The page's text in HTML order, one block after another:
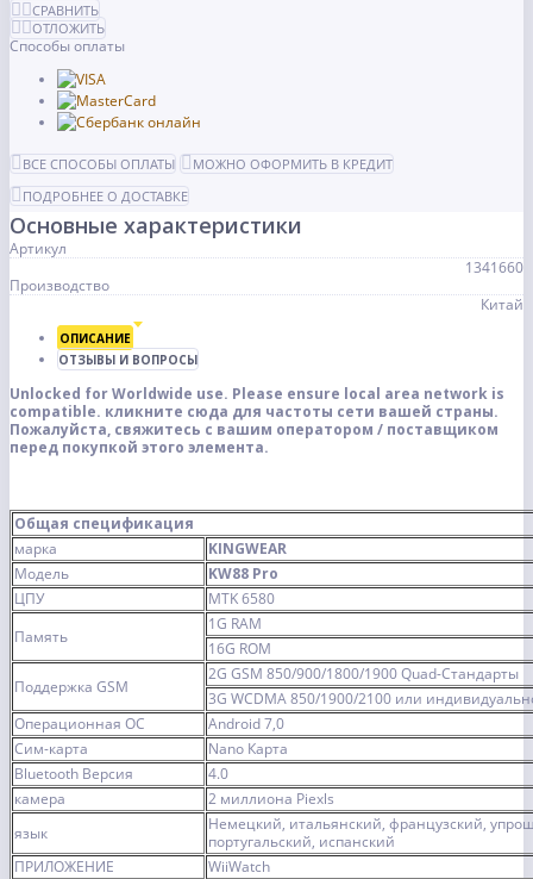
СРАВНИТЬ
ОТЛОЖИТЬ
Способы оплаты
ВСЕ СПОСОБЫ ОПЛАТЫ
МОЖНО ОФОРМИТЬ В КРЕДИТ
ПОДРОБНЕЕ О ДОСТАВКЕ
Основные характеристики
Артикул
1341660
Производство
Китай
ОПИСАНИЕ
ОТЗЫВЫ И ВОПРОСЫ
Unlocked for Worldwide use. Please ensure local area network is
compatible. кликните сюда для частоты сети вашей страны.
Пожалуйста, свяжитесь с вашим оператором / поставщиком
перед покупкой этого элемента.
Общая спецификация
марка
KINGWEAR
Модель
KW88 Pro
ЦПУ
MTK 6580
Память
1G RAM
16G ROM
Поддержка GSM
2G GSM 850/900/1800/1900 Quad-Стандарты
3G WCDMA 850/1900/2100 или
Операционная ОС
Android 7,0
Сим-карта
Nano Карта
Bluetooth Версия
4.0
камера
2 миллиона Piexls
язык
Немецкий, итальянский, французский,
португальский, испанский
ПРИЛОЖЕНИЕ
WiiWatch